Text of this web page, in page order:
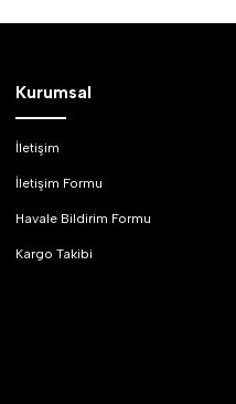
Kurumsal
İletişim
İletişim Formu
Havale Bildirim Formu
Kargo Takibi